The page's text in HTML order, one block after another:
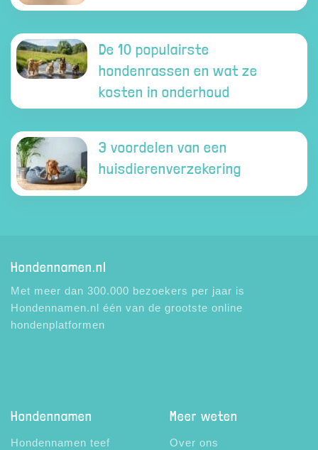
De 10 populairste
hondenrassen en wat ze
kosten in onderhoud
3 voordelen van een
huisdierenverzekering
Hondennamen.nl
Met meer dan 300.000 bezoekers per jaar is
Hondennamen.nl één van de grootste online
hondenplatformen
Hondennamen
Hondennamen teef
Meer weten
Over ons